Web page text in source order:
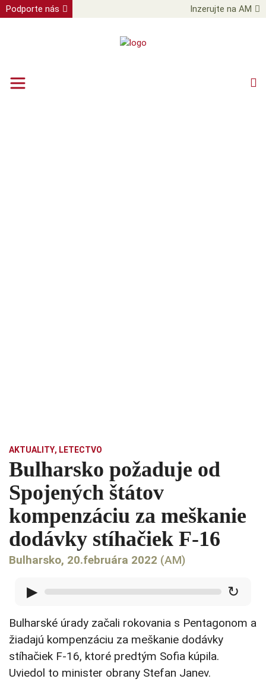
Podporte nás Inzerujte na AM
AKTUALITY, LETECTVO
Bulharsko požaduje od
Spojených štátov
kompenzáciu za meškanie
dodávky stíhačiek F-16
Bulharsko, 20.februára 2022 (AM)
▶ ↻
Bulharské úrady začali rokovania s Pentagonom a
žiadajú kompenzáciu za meškanie dodávky
stíhačiek F-16, ktoré predtým Sofia kúpila.
Uviedol to minister obrany Stefan Janev.